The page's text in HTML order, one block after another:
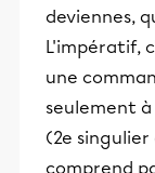
deviennes,
L'impératif,
une
seulement
(2e singulier
comprend